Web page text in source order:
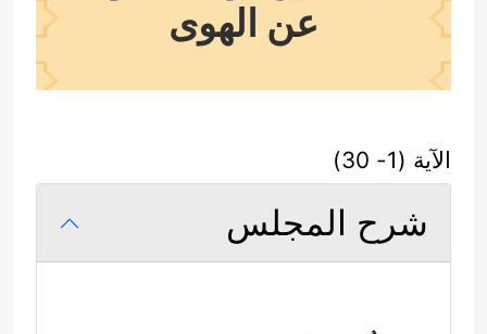
عن الهوى
الآية (1- 30)
شرح المجلس